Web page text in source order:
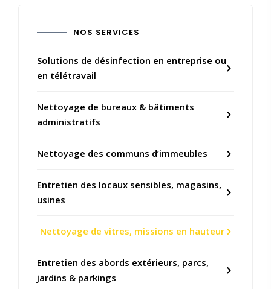
NOS SERVICES
Solutions de désinfection en entreprise ou
en télétravail
Nettoyage de bureaux & bâtiments
administratifs
Nettoyage des communs d’immeubles
Entretien des locaux sensibles, magasins,
usines
Nettoyage de vitres, missions en hauteur
Entretien des abords extérieurs, parcs,
jardins & parkings